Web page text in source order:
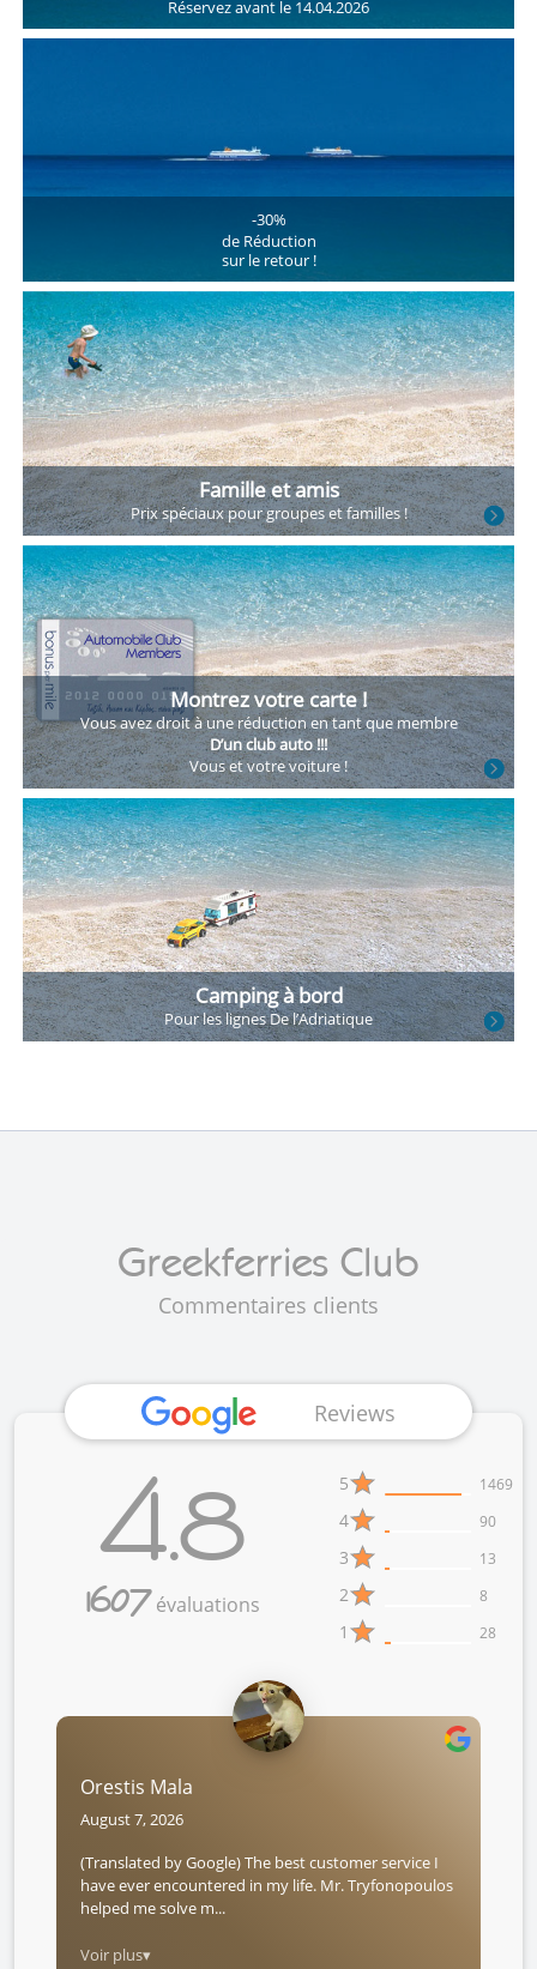
Réservez avant le 14.04.2026
-30%
de Réduction
sur le retour !
Famille et amis
Prix spéciauxpour groupeset familles !
Montrez votre carte !
Vous avez droità une réductionen tant que membre
D’un club auto !!!
Vous et votre voiture !
Camping à bord
Pour les lignesDe l’Adriatique
Commentaires clients
Reviews
4.8
1607 évaluations
5 1469
4 90
3 13
2 8
1 28
Orestis Mala
August 7, 2026
(Translated by Google) The best customer service I
have ever encountered in my life. Mr. Tryfonopoulos
helped me solve m...
Voir plus▾